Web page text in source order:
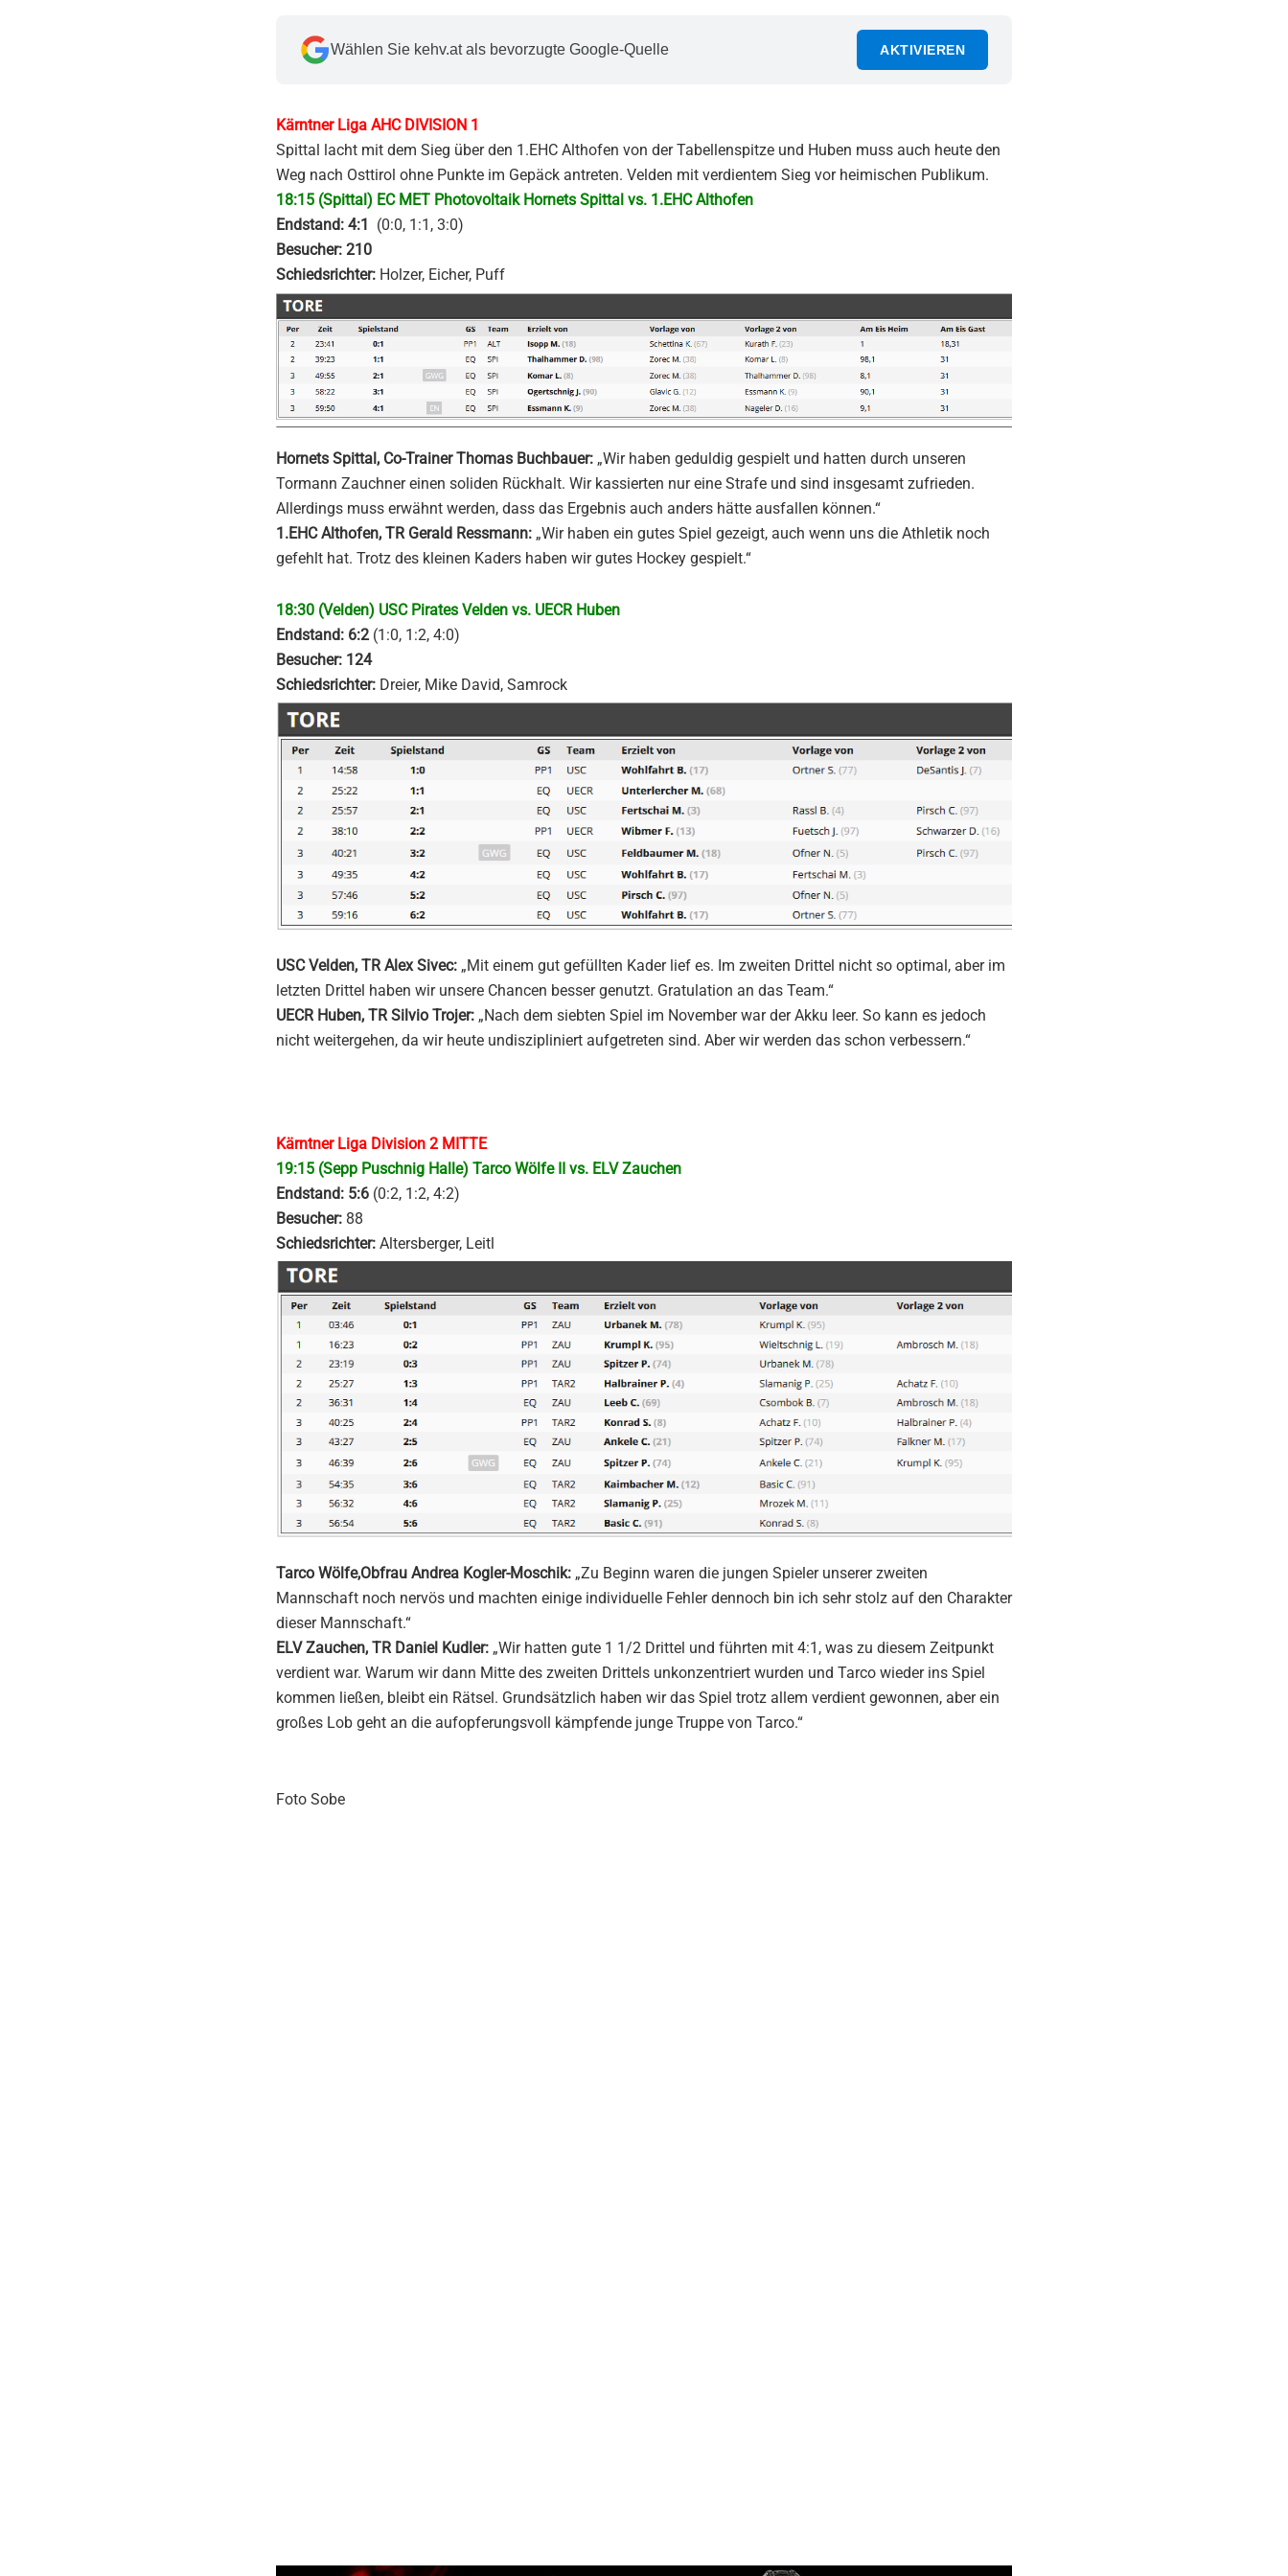
Wählen Sie kehv.at als bevorzugte Google-Quelle AKTIVIEREN
Kärntner Liga AHC DIVISION 1
Spittal lacht mit dem Sieg über den 1.EHC Althofen von der Tabellenspitze und Huben muss auch heute den
Weg nach Osttirol ohne Punkte im Gepäck antreten. Velden mit verdientem Sieg vor heimischen Publikum.
18:15 (Spittal) EC MET Photovoltaik Hornets Spittal vs. 1.EHC Althofen
Endstand: 4:1 (0:0, 1:1, 3:0)
Besucher: 210
Schiedsrichter: Holzer, Eicher, Puff
Hornets Spittal, Co-Trainer Thomas Buchbauer: „Wir haben geduldig gespielt und hatten durch unseren
Tormann Zauchner einen soliden Rückhalt. Wir kassierten nur eine Strafe und sind insgesamt zufrieden.
Allerdings muss erwähnt werden, dass das Ergebnis auch anders hätte ausfallen können.“
1.EHC Althofen, TR Gerald Ressmann: „Wir haben ein gutes Spiel gezeigt, auch wenn uns die Athletik noch
gefehlt hat. Trotz des kleinen Kaders haben wir gutes Hockey gespielt.“
18:30 (Velden) USC Pirates Velden vs. UECR Huben
Endstand: 6:2 (1:0, 1:2, 4:0)
Besucher: 124
Schiedsrichter: Dreier, Mike David, Samrock
USC Velden, TR Alex Sivec: „Mit einem gut gefüllten Kader lief es. Im zweiten Drittel nicht so optimal, aber im
letzten Drittel haben wir unsere Chancen besser genutzt. Gratulation an das Team.“
UECR Huben, TR Silvio Trojer: „Nach dem siebten Spiel im November war der Akku leer. So kann es jedoch
nicht weitergehen, da wir heute undiszipliniert aufgetreten sind. Aber wir werden das schon verbessern.“
Kärntner Liga Division 2 MITTE
19:15 (Sepp Puschnig Halle) Tarco Wölfe II vs. ELV Zauchen
Endstand: 5:6 (0:2, 1:2, 4:2)
Besucher: 88
Schiedsrichter: Altersberger, Leitl
Tarco Wölfe,Obfrau Andrea Kogler-Moschik: „Zu Beginn waren die jungen Spieler unserer zweiten
Mannschaft noch nervös und machten einige individuelle Fehler dennoch bin ich sehr stolz auf den Charakter
dieser Mannschaft.“
ELV Zauchen, TR Daniel Kudler: „Wir hatten gute 1 1/2 Drittel und führten mit 4:1, was zu diesem Zeitpunkt
verdient war. Warum wir dann Mitte des zweiten Drittels unkonzentriert wurden und Tarco wieder ins Spiel
kommen ließen, bleibt ein Rätsel. Grundsätzlich haben wir das Spiel trotz allem verdient gewonnen, aber ein
großes Lob geht an die aufopferungsvoll kämpfende junge Truppe von Tarco.“
Foto Sobe